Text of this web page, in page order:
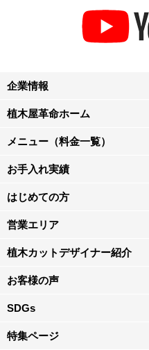
企業情報
植木屋革命ホーム
メニュー（料金一覧）
お手入れ実績
はじめての方
営業エリア
植木カットデザイナー紹介
お客様の声
SDGs
特集ページ